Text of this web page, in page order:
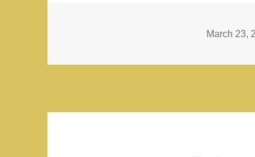
March 23,